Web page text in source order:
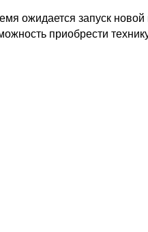
ожидается запуск
приобрести